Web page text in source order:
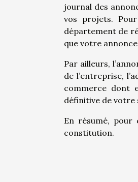
journal des
vos projets.
département de
que votre
Par ailleurs,
de l’entreprise,
commerce dont
définitive de votre
En résumé, pour
constitution.